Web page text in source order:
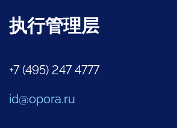
执行管理层
+7 (495) 247 4777
id@opora.ru